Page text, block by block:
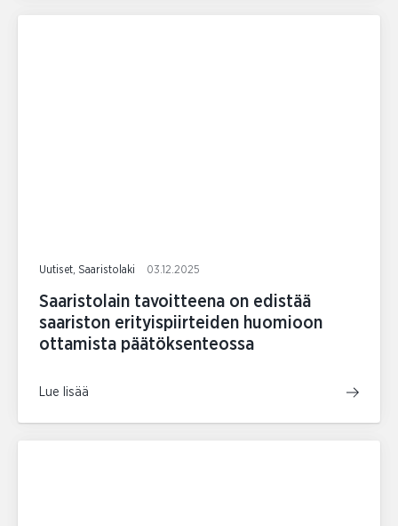
Uutiset, Saaristolaki 03.12.2025
Saaristolain tavoitteena on edistää
saariston erityispiirteiden huomioon
ottamista päätöksenteossa
Lue lisää